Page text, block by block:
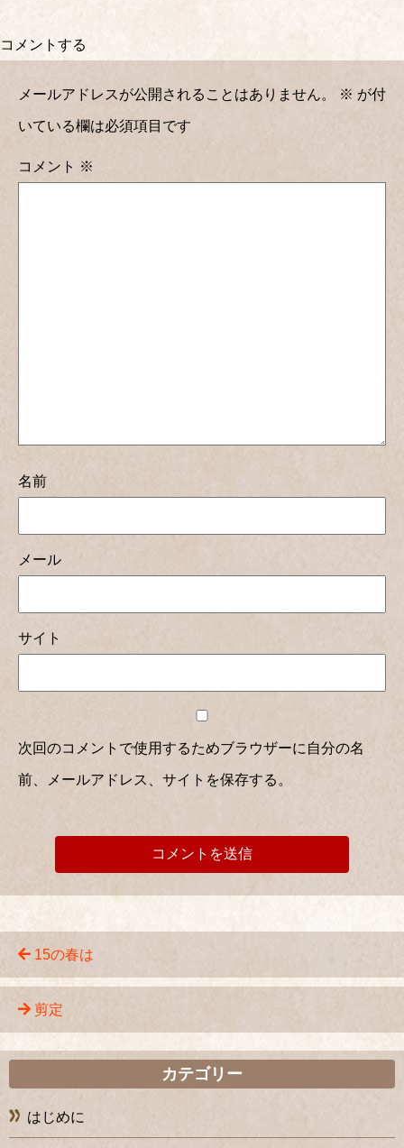
コメントする
メールアドレスが公開されることはありません。 ※ が付
いている欄は必須項目です
コメント ※
名前
メール
サイト
次回のコメントで使用するためブラウザーに自分の名
前、メールアドレス、サイトを保存する。
15の春は
剪定
カテゴリー
はじめに